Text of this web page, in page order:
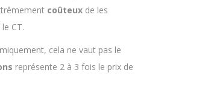
coûteux de les
CT.
cela ne vaut pas le
représente 2 à 3 fois le prix de